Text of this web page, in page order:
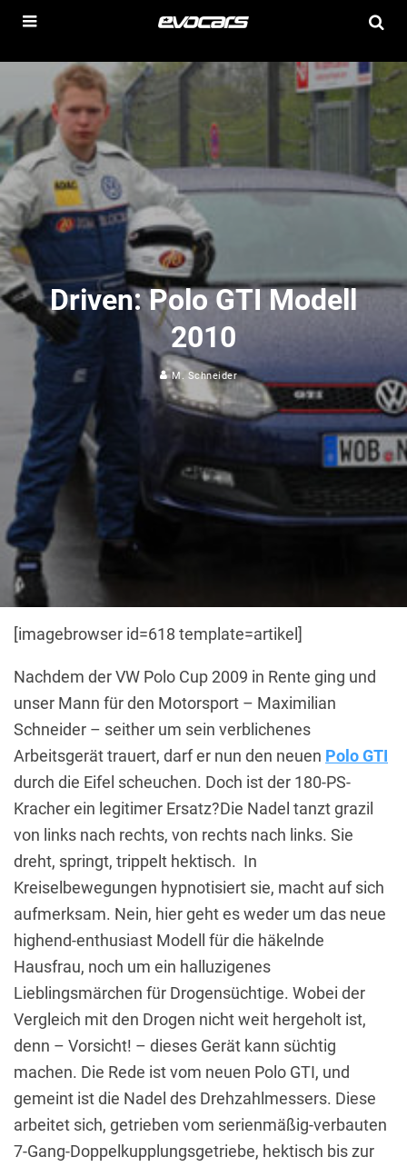
Driven: Polo GTI Modell
2010
M. Schneider
[imagebrowser id=618 template=artikel]
Nachdem der VW Polo Cup 2009 in Rente ging und
unser Mann für den Motorsport – Maximilian
Schneider – seither um sein verblichenes
Arbeitsgerät trauert, darf er nun den neuen Polo GTI
durch die Eifel scheuchen. Doch ist der 180-PS-
Kracher ein legitimer Ersatz?Die Nadel tanzt grazil
von links nach rechts, von rechts nach links. Sie
dreht, springt, trippelt hektisch. In
Kreiselbewegungen hypnotisiert sie, macht auf sich
aufmerksam. Nein, hier geht es weder um das neue
highend-enthusiast Modell für die häkelnde
Hausfrau, noch um ein halluzigenes
Lieblingsmärchen für Drogensüchtige. Wobei der
Vergleich mit den Drogen nicht weit hergeholt ist,
denn – Vorsicht! – dieses Gerät kann süchtig
machen. Die Rede ist vom neuen Polo GTI, und
gemeint ist die Nadel des Drehzahlmessers. Diese
arbeitet sich, getrieben vom serienmäßig-verbauten
7-Gang-Doppelkupplungsgetriebe, hektisch bis zur